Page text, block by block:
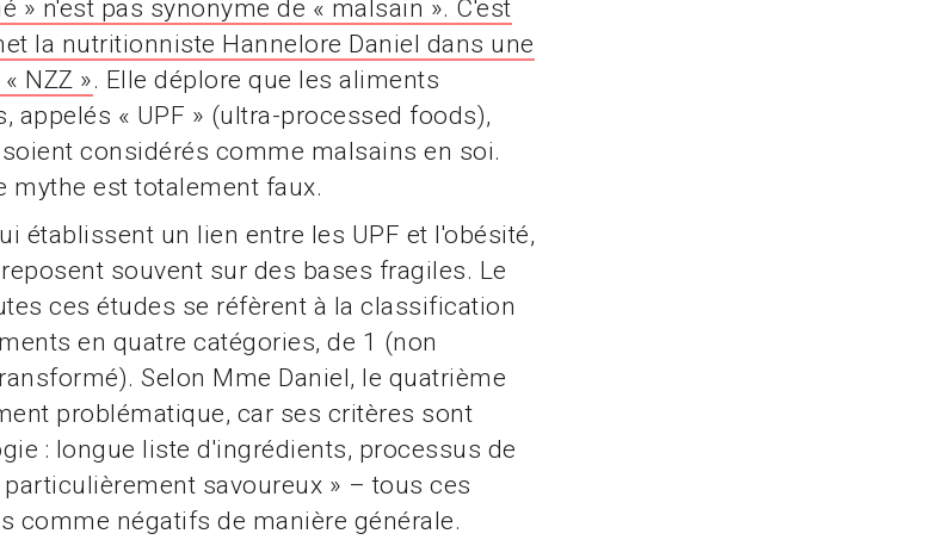
» n'est pas synonyme de « malsain ». C'est
la nutritionniste Hannelore Daniel dans une
NZZ ». Elle déplore que les aliments
appelés « UPF » (ultra-processed foods),
considérés comme malsains en soi.
mythe est totalement faux.
établissent un lien entre les UPF et l'obésité,
souvent sur des bases fragiles. Le
ces études se réfèrent à la classification
en quatre catégories, de 1 (non
Selon Mme Daniel, le quatrième
problématique, car ses critères sont
: longue liste d'ingrédients, processus de
savoureux » – tous ces
comme négatifs de manière générale.